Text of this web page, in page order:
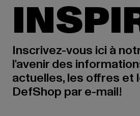
Inscrivez-vous ici à
l'avenir des
actuelles, les offres et
DefShop par e-mail!